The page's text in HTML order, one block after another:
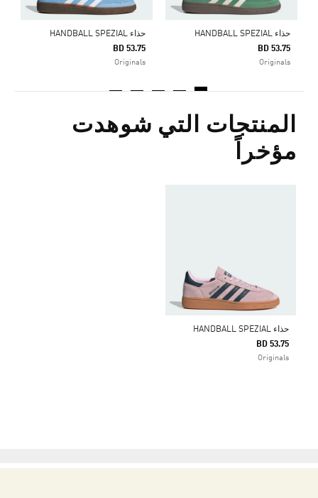
حذاء HANDBALL SPEZIAL
BD 53.75
Originals
حذاء HANDBALL SPEZIAL
BD 53.75
Originals
المنتجات التي شوهدت
مؤخراً
حذاء HANDBALL SPEZIAL
BD 53.75
Originals